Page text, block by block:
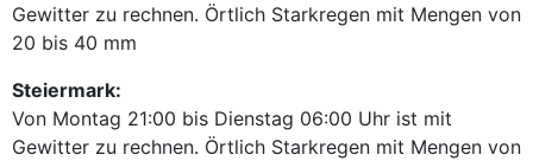
Gewitter zu rechnen. Örtlich Starkregen mit Mengen von
20 bis 40 mm
Steiermark:
Von Montag 21:00 bis Dienstag 06:00 Uhr ist mit
Gewitter zu rechnen. Örtlich Starkregen mit Mengen von